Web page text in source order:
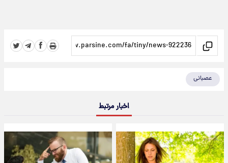
عصبانی
اخبار مرتبط